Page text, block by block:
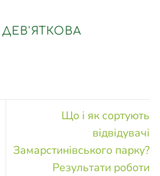
ДЕВ'ЯТКОВА
Що і як сортують
відвідувачі
Замарстинівського парку?
Результати роботи